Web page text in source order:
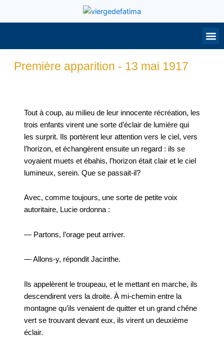
Première apparition - 13 mai 1917
Tout à coup, au milieu de leur innocente récréation, les
trois enfants virent une sorte d’éclair de lumière qui
les surprit. Ils portèrent leur attention vers le ciel, vers
l’horizon, et échangèrent ensuite un regard : ils se
voyaient muets et ébahis, l’horizon était clair et le ciel
lumineux, serein. Que se passait-il?
Avec, comme toujours, une sorte de petite voix
autoritaire, Lucie ordonna :
— Partons, l’orage peut arriver.
— Allons-y, répondit Jacinthe.
Ils appelèrent le troupeau, et le mettant en marche, ils
descendirent vers la droite. À mi-chemin entre la
montagne qu’ils venaient de quitter et un grand chêne
vert se trouvant devant eux, ils virent un deuxième
éclair.